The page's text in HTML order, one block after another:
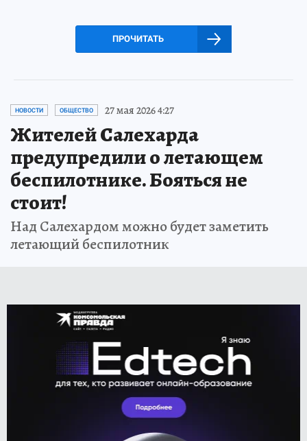
ПРОЧИТАТЬ
НОВОСТИ ОБЩЕСТВО 27 мая 2026 4:27
Жителей Салехарда
предупредили о летающем
беспилотнике. Бояться не
стоит!
Над Салехардом можно будет заметить
летающий беспилотник